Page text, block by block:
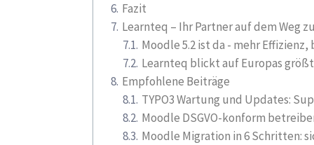
Fazit
Learnteq – Ihr Partner auf dem Weg
Moodle 5.2 ist da - mehr
Learnteq blickt auf Europas
Empfohlene Beiträge
TYPO3 Wartung und Updates:
Moodle DSGVO-konform
Moodle Migration in 6 Schritten: